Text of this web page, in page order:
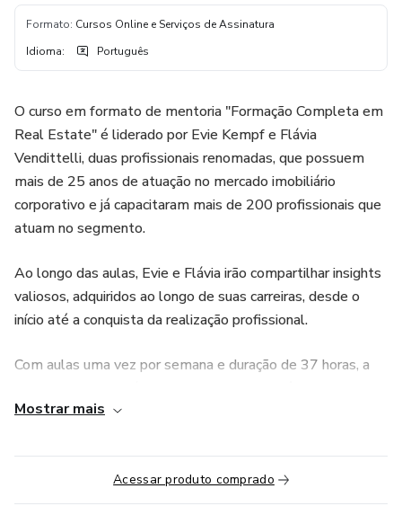
Formato: Cursos Online e Serviços de Assinatura
Idioma: Português
O curso em formato de mentoria "Formação Completa em
Real Estate" é liderado por Evie Kempf e Flávia
Vendittelli, duas profissionais renomadas, que possuem
mais de 25 anos de atuação no mercado imobiliário
corporativo e já capacitaram mais de 200 profissionais que
atuam no segmento.
Ao longo das aulas, Evie e Flávia irão compartilhar insights
valiosos, adquiridos ao longo de suas carreiras, desde o
início até a conquista da realização profissional.
Com aulas uma vez por semana e duração de 37 horas, a
tendências do mercado imobiliário. Os alunos terão acesso
financeiros, essenciais para ter sucesso no setor.
As videoaulas serão ministradas ao vivo por Evie Kempf e
Mostrar mais
Acessar produto comprado